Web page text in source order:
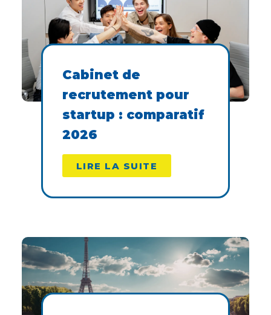
Cabinet de
recrutement pour
startup : comparatif
2026
LIRE LA SUITE